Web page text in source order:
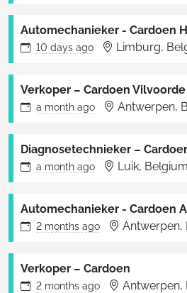
Automechanieker - Cardoen
10 days ago Limburg,
Verkoper – Cardoen Vilvoorde
a month ago Antwerpen,
Diagnosetechnieker –
a month ago Luik, Belgium
2 months ago Antwerpen,
Verkoper – Cardoen
2 months ago Antwerpen,